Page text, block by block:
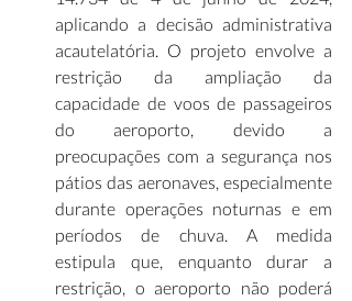
aplicando a decisão administrativa
acautelatória. O projeto envolve a
restrição da ampliação da
capacidade de voos de passageiros
do aeroporto, devido a
preocupações com a segurança nos
pátios das aeronaves, especialmente
durante operações noturnas e em
períodos de chuva. A medida
estipula que, enquanto durar a
restrição, o aeroporto não poderá